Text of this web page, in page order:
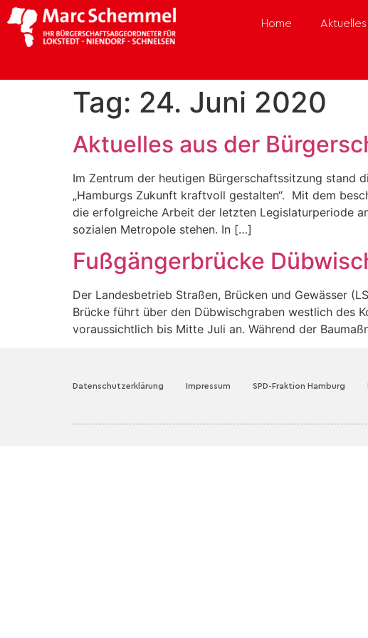
Home Aktuelles
Tag: 24. Juni 2020
Aktuelles aus der
Im Zentrum der heutigen Bürgerschaftssitzung stand
„Hamburgs Zukunft kraftvoll gestalten“. Mit dem
die erfolgreiche Arbeit der letzten Legislaturperiode
sozialen Metropole stehen. In […]
Fußgängerbrücke
Der Landesbetrieb Straßen, Brücken und Gewässer
Brücke führt über den Dübwischgraben westlich des
voraussichtlich bis Mitte Juli an. Während der
Datenschutzerklärung Impressum SPD-Fraktion Hamburg